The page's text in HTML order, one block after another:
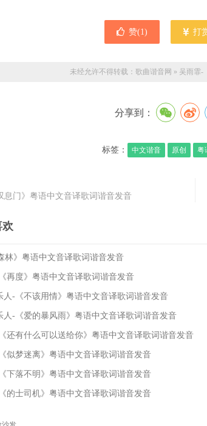
赞(1) 打
未经允许不得转载： 歌曲谐音网 » 吴雨霏-
分享到：
标签： 中文谐音 原创 粤
息门》粤语中文音译歌词谐音发音
林》粤语中文音译歌词谐音发音
再度》粤语中文音译歌词谐音发音
人-《不该用情》粤语中文音译歌词谐音发音
人-《爱的暴风雨》粤语中文音译歌词谐音发音
还有什么可以送给你》粤语中文音译歌词谐音发音
似梦迷离》粤语中文音译歌词谐音发音
下落不明》粤语中文音译歌词谐音发音
的士司机》粤语中文音译歌词谐音发音